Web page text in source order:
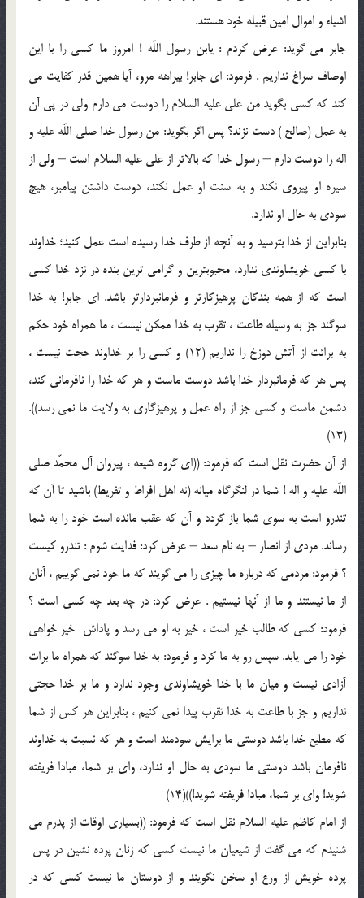
اشياء و اموال امين قبيله خود هستند.
جابر مى گويد: عرض كردم : يابن رسول اللّه ! امروز ما كسى را با اين
اوصاف سراغ نداريم . فرمود: اى جابر! بيراهه مرو، آيا همين قدر كفايت مى
كند كه كسى بگويد من على عليه السلام را دوست مى دارم ولى در پى آن
به عمل (صالح ) دست نزند؟ پس اگر بگويد: من رسول خدا صلى اللّه عليه و
اله را دوست دارم – رسول خدا كه بالاتر از على عليه السلام است – ولى از
سيره او پيروى نكند و به سنت او عمل نكند، دوست داشتن پيامبر، هيچ
سودى به حال او ندارد.
بنابراين از خدا بترسيد و به آنچه از طرف خدا رسيده است عمل كنيد؛ خداوند
با كسى خويشاوندى ندارد، محبوبترين و گرامى ترين بنده در نزد خدا كسى
است كه از همه بندگان پرهيزگارتر و فرمانبردارتر باشد. اى جابر! به خدا
سوگند جز به وسيله طاعت ، تقرب به خدا ممكن نيست ، ما همراه خود حكم
به برائت از آتش دوزخ را نداريم (12) و كسى را بر خداوند حجت نيست ،
پس هر كه فرمانبردار خدا باشد دوست ماست و هر كه خدا را نافرمانى كند،
دشمن ماست و كسى جز از راه عمل و پرهيزگارى به ولايت ما نمى رسد)).
(13)
از آن حضرت نقل است كه فرمود: ((اى گروه شيعه ، پيروان آل محمّد صلى
اللّه عليه و اله ! شما در لنگرگاه ميانه (نه اهل افراط و تفريط) باشيد تا آن كه
تندرو است به سوى شما باز گردد و آن كه عقب مانده است خود را به شما
رساند. مردى از انصار – به نام سعد – عرض كرد: فدايت شوم : تندرو كيست
؟ فرمود: مردمى كه درباره ما چيزى را مى گويند كه ما خود نمى گوييم ، آنان
از ما نيستند و ما از آنها نيستيم . عرض كرد: در چه بعد چه كسى است ؟
فرمود: كسى كه طالب خير است ، خير به او مى رسد و پاداش ‍ خير خواهى
خود را مى يابد. سپس رو به ما كرد و فرمود: به خدا سوگند كه همراه ما برات
آزادى نيست و ميان ما با خدا خويشاوندى وجود ندارد و ما بر خدا حجتى
نداريم و جز با طاعت به خدا تقرب پيدا نمى كنيم ، بنابراين هر كس از شما
كه مطيع خدا باشد دوستى ما برايش سودمند است و هر كه نسبت به خداوند
نافرمان باشد دوستى ما سودى به حال او ندارد، واى بر شما، مبادا فريفته
شويد! واى بر شما، مبادا فريفته شويد!))(14)
از امام كاظم عليه السلام نقل است كه فرمود: ((بسيارى اوقات از پدرم مى
شنيدم كه مى گفت از شيعيان ما نيست كسى كه زنان پرده نشين در پس ‍
پرده خويش از ورع او سخن نگويند و از دوستان ما نيست كسى كه در